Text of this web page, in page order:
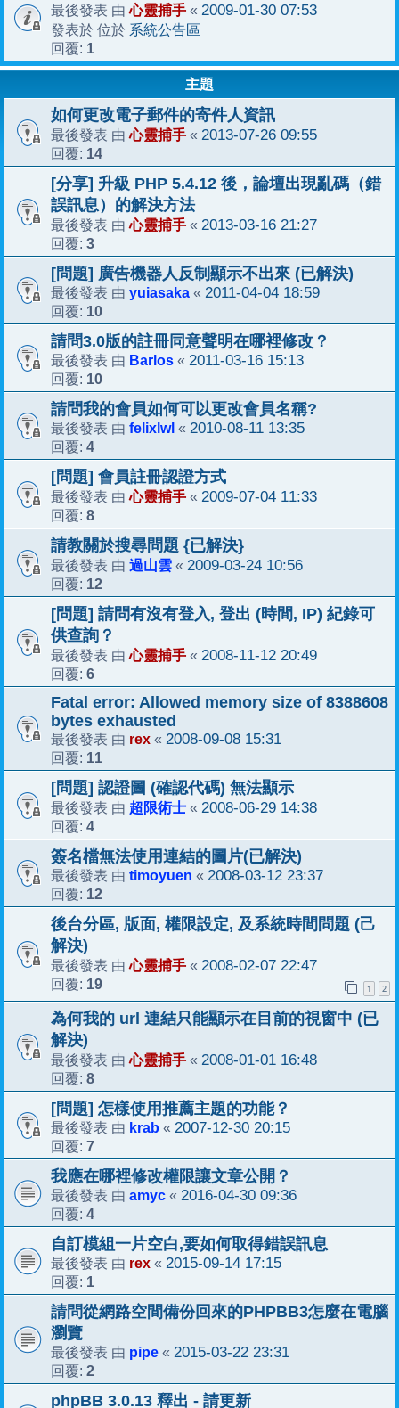
最後發表 由心靈捕手 « 2009-01-30 07:53
發表於 位於 系統公告區
回覆: 1
主題
如何更改電子郵件的寄件人資訊
最後發表 由心靈捕手 « 2013-07-26 09:55
回覆: 14
[分享] 升級 PHP 5.4.12 後，論壇出現亂碼（錯
誤訊息）的解決方法
最後發表 由心靈捕手 « 2013-03-16 21:27
回覆: 3
[問題] 廣告機器人反制顯示不出來 (已解決)
最後發表 由 yuiasaka « 2011-04-04 18:59
回覆: 10
請問3.0版的註冊同意聲明在哪裡修改？
最後發表 由 Barlos « 2011-03-16 15:13
回覆: 10
請問我的會員如何可以更改會員名稱?
最後發表 由 felixlwl « 2010-08-11 13:35
回覆: 4
[問題] 會員註冊認證方式
最後發表 由心靈捕手 « 2009-07-04 11:33
回覆: 8
請教關於搜尋問題 {已解決}
最後發表 由 過山雲 « 2009-03-24 10:56
回覆: 12
[問題] 請問有沒有登入, 登出 (時間, IP) 紀錄可
供查詢？
最後發表 由心靈捕手 « 2008-11-12 20:49
回覆: 6
Fatal error: Allowed memory size of 8388608
bytes exhausted
最後發表 由 rex « 2008-09-08 15:31
回覆: 11
[問題] 認證圖 (確認代碼) 無法顯示
最後發表 由 超限術士 « 2008-06-29 14:38
回覆: 4
簽名檔無法使用連結的圖片(已解決)
最後發表 由 timoyuen « 2008-03-12 23:37
回覆: 12
後台分區, 版面, 權限設定, 及系統時間問題 (己
解決)
最後發表 由心靈捕手 « 2008-02-07 22:47
回覆: 19 1 2
為何我的 url 連結只能顯示在目前的視窗中 (已
解決)
最後發表 由心靈捕手 « 2008-01-01 16:48
回覆: 8
[問題] 怎樣使用推薦主題的功能？
最後發表 由 krab « 2007-12-30 20:15
回覆: 7
我應在哪裡修改權限讓文章公開？
最後發表 由 amyc « 2016-04-30 09:36
回覆: 4
自訂模組一片空白,要如何取得錯誤訊息
最後發表 由 rex « 2015-09-14 17:15
回覆: 1
請問從網路空間備份回來的PHPBB3怎麼在電腦
瀏覽
最後發表 由 pipe « 2015-03-22 23:31
回覆: 2
phpBB 3.0.13 釋出 - 請更新